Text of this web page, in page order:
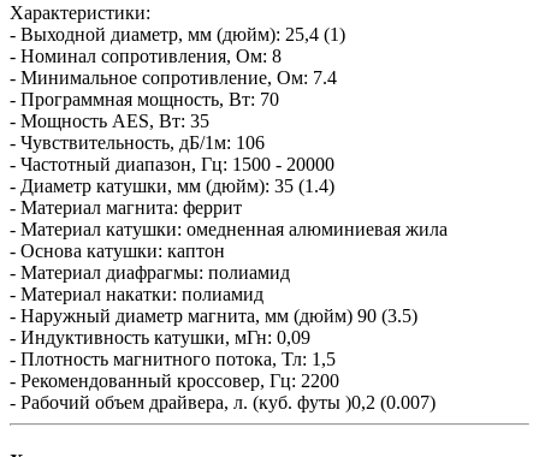
Характеристики:
- Выходной диаметр, мм (дюйм): 25,4 (1)
- Номинал сопротивления, Ом: 8
- Минимальное сопротивление, Ом: 7.4
- Программная мощность, Вт: 70
- Мощность AES, Вт: 35
- Чувствительность, дБ/1м: 106
- Частотный диапазон, Гц: 1500 - 20000
- Диаметр катушки, мм (дюйм): 35 (1.4)
- Материал магнита: феррит
- Материал катушки: омедненная алюминиевая жила
- Основа катушки: каптон
- Материал диафрагмы: полиамид
- Материал накатки: полиамид
- Наружный диаметр магнита, мм (дюйм) 90 (3.5)
- Индуктивность катушки, мГн: 0,09
- Плотность магнитного потока, Тл: 1,5
- Рекомендованный кроссовер, Гц: 2200
- Рабочий объем драйвера, л. (куб. футы )0,2 (0.007)